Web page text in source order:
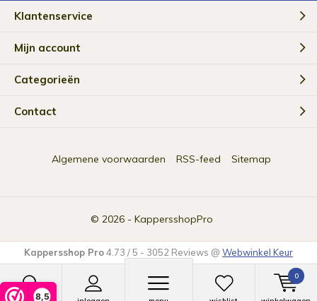
8,5
0
Klantenservice
Mijn account
Categorieën
Contact
© 2026 - KappersshopPro
Algemene voorwaarden RSS-feed Sitemap
Kappersshop Pro4.73 /5 - 3052 Reviews @ Webwinkel Keur